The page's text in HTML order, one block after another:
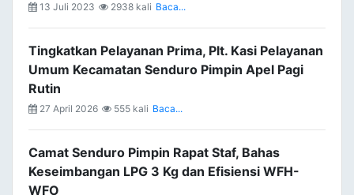
13 Juli 2023 2938 kali Baca...
Tingkatkan Pelayanan Prima, Plt. Kasi Pelayanan
Umum Kecamatan Senduro Pimpin Apel Pagi
Rutin
27 April 2026 555 kali Baca...
Camat Senduro Pimpin Rapat Staf, Bahas
Keseimbangan LPG 3 Kg dan Efisiensi WFH-
WFO